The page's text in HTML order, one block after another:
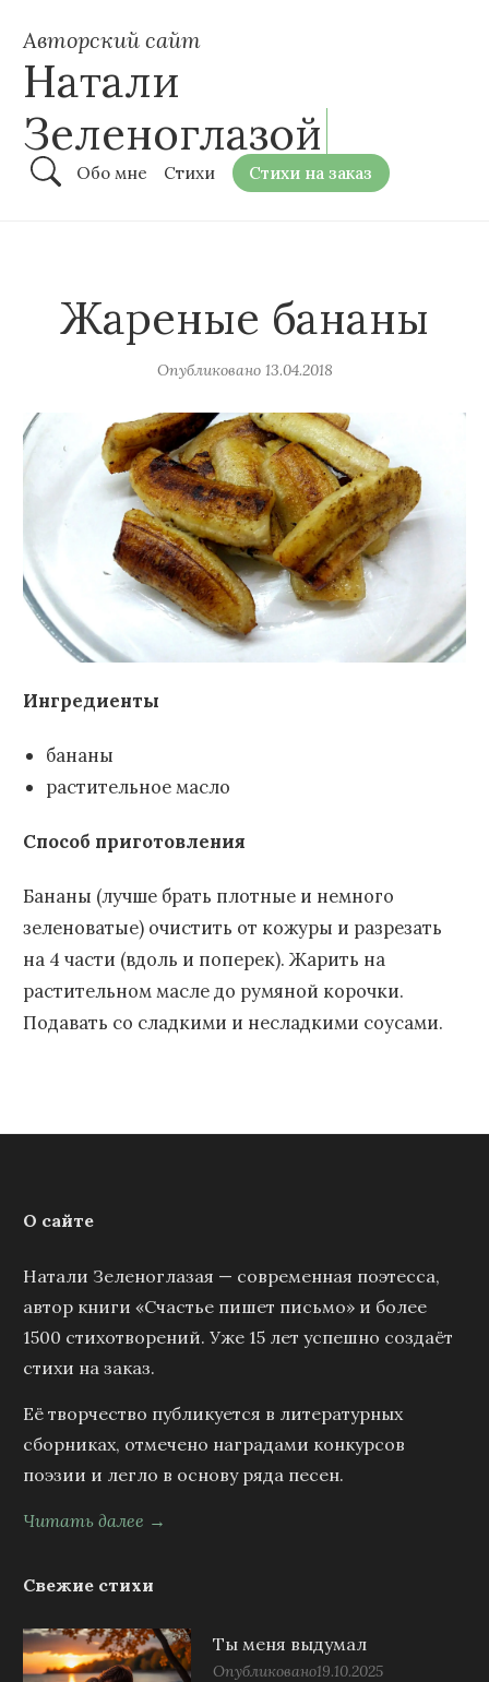
Авторский сайт
Натали
Зеленоглазой
Обо мне Стихи Стихи на заказ
Жареные бананы
Опубликовано 13.04.2018
Ингредиенты
бананы
растительное масло
Способ приготовления
Бананы (лучше брать плотные и немного
зеленоватые) очистить от кожуры и разрезать
на 4 части (вдоль и поперек). Жарить на
растительном масле до румяной корочки.
Подавать со сладкими и несладкими соусами.
О сайте
Натали Зеленоглазая — современная поэтесса,
автор книги «Счастье пишет письмо» и более
1500 стихотворений. Уже 15 лет успешно создаёт
стихи на заказ.
Её творчество публикуется в литературных
сборниках, отмечено наградами конкурсов
поэзии и легло в основу ряда песен.
Читать далее →
Свежие стихи
Ты меня выдумал
Опубликовано19.10.2025